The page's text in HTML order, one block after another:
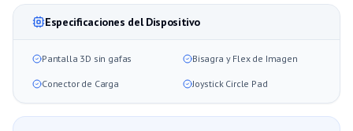
Especificaciones del Dispositivo
Pantalla 3D sin gafas Bisagra y Flex de Imagen
Conector de Carga Joystick Circle Pad